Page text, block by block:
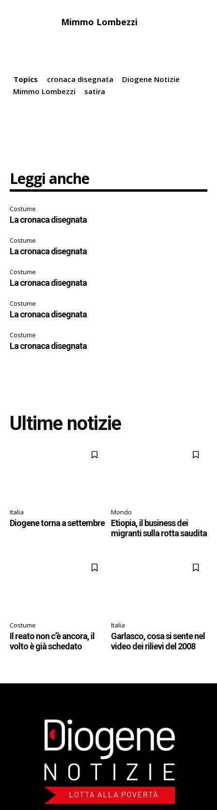
Mimmo Lombezzi
Topics cronaca disegnata
Diogene Notizie
Mimmo Lombezzi
satira
Leggi anche
Costume
La cronaca disegnata
Costume
La cronaca disegnata
Costume
La cronaca disegnata
Costume
La cronaca disegnata
Costume
La cronaca disegnata
Ultime notizie
Italia
Diogene torna a settembre
Mondo
Etiopia, il business dei
migranti sulla rotta saudita
Costume
Il reato non c’è ancora, il
volto è già schedato
Italia
Garlasco, cosa si sente nel
video dei rilievi del 2008